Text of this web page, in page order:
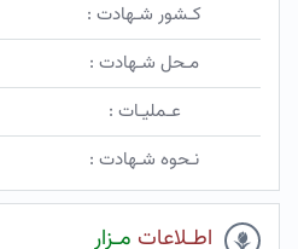
کـشور شـهادت :
مـحل شـهادت :
عـملیـات :
نـحوه شـهادت :
اطـلاعات مـزار